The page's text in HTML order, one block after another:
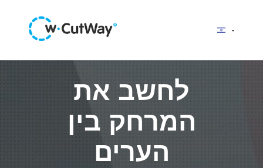
לחשב את
המרחק בין
הערים